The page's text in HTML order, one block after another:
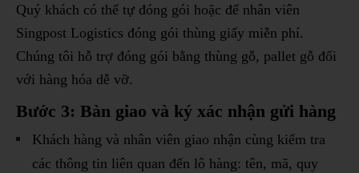
Quý khách có thể tự đóng gói hoặc để nhân viên
Singpost Logistics đóng gói thùng giấy miễn phí.
Chúng tôi hỗ trợ đóng gói bằng thùng gỗ, pallet gỗ đối
với hàng hóa dễ vỡ.
Bước 3: Bàn giao và ký xác nhận gửi hàng
Khách hàng và nhân viên giao nhận cùng kiểm tra
các thông tin liên quan đến lô hàng: tên, mã, quy